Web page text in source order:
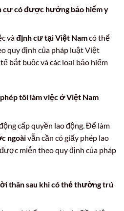
có được hưởng bảo hiểm y
vàđịnh cư tại Việt Namcó thể
quy định của pháp luật Việt
bắt buộc và các loại bảo hiểm
tôi làm việc ở Việt Nam
cấp quyền lao động. Để làm
ngoàivẫn cần có giấy phép lao
miễn theo quy định của pháp
thân sau khi có thẻ thường trú